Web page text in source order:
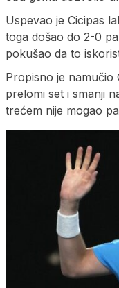
Uspevao je Cicipas
toga došao do 2-0
pokušao da to
Propisno je namučio
prelomi set i smanji
trećem nije mogao